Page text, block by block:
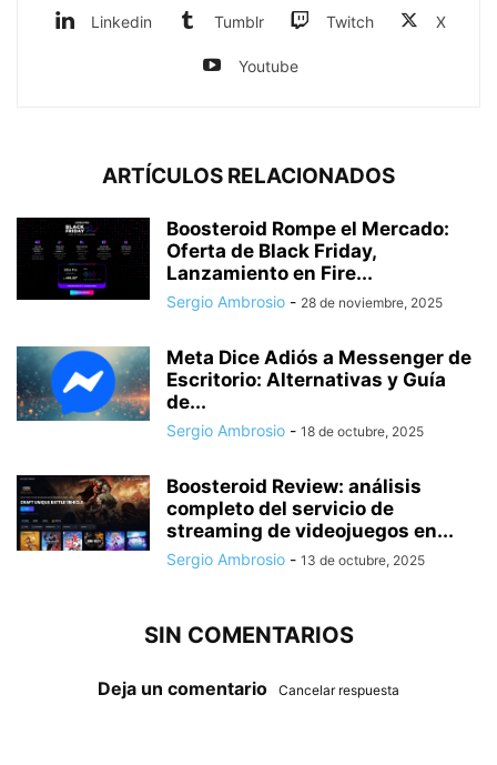
Linkedin Tumblr Twitch X
Youtube
ARTÍCULOS RELACIONADOS
Boosteroid Rompe el Mercado:
Oferta de Black Friday,
Lanzamiento en Fire...
Sergio Ambrosio - 28 de noviembre, 2025
Meta Dice Adiós a Messenger de
Escritorio: Alternativas y Guía
de...
Sergio Ambrosio - 18 de octubre, 2025
Boosteroid Review: análisis
completo del servicio de
streaming de videojuegos en...
Sergio Ambrosio - 13 de octubre, 2025
SIN COMENTARIOS
Deja un comentario Cancelar respuesta